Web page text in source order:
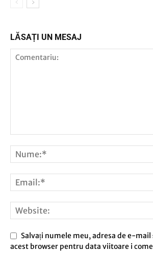
LĂSAȚI UN MESAJ
Salvați numele meu, adresa de e-
acest browser pentru data viitoare i